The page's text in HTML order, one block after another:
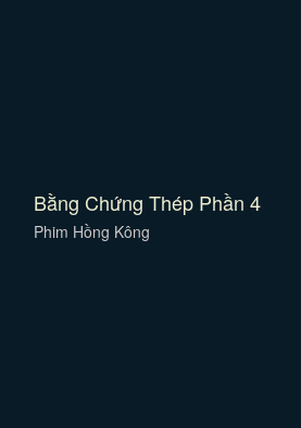
Bằng Chứng Thép Phần 4
Phim Hồng Kông